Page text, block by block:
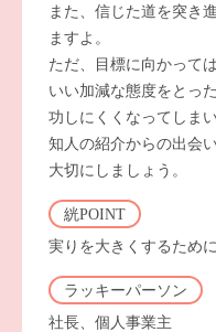
また、信じた道を突き
ますよ。
ただ、目標に向かって
いい加減な態度をとっ
功しにくくなってしまい
知人の紹介からの出会
大切にしましょう。
絖POINT
実りを大きくするため
ラッキーパーソン
社長、個人事業主